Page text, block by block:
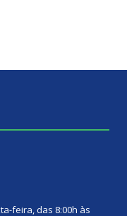
feira, das 8:00h às